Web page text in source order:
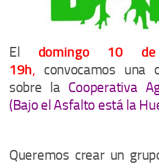
El domingo 10
19h, convocamos una
sobre la Cooperativa
(Bajo el Asfalto está la
Queremos crear un